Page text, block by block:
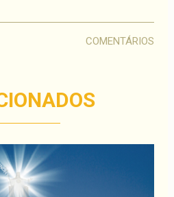
COMENTÁRIOS